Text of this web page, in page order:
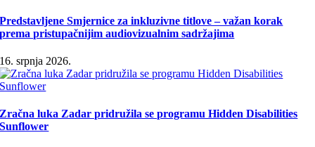
Predstavljene Smjernice za inkluzivne titlove – važan korak
prema pristupačnijim audiovizualnim sadržajima
16. srpnja 2026.
Zračna luka Zadar pridružila se programu Hidden Disabilities
Sunflower